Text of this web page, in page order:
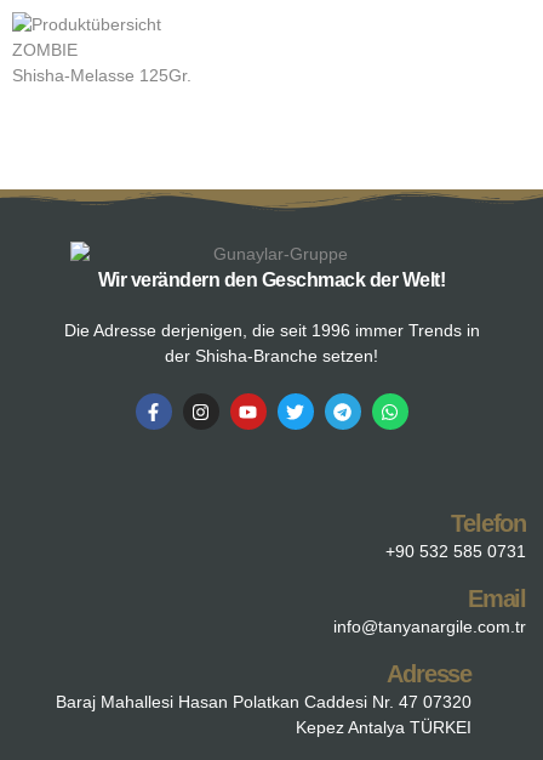
ZOMBIE
Shisha-Melasse 125Gr.
Wir verändern den Geschmack der Welt!
Die Adresse derjenigen, die seit 1996 immer Trends in
der Shisha-Branche setzen!
Telefon
+90 532 585 0731
Email
info@tanyanargile.com.tr
Adresse
Baraj Mahallesi Hasan Polatkan Caddesi Nr. 47 07320
Kepez Antalya TÜRKEI